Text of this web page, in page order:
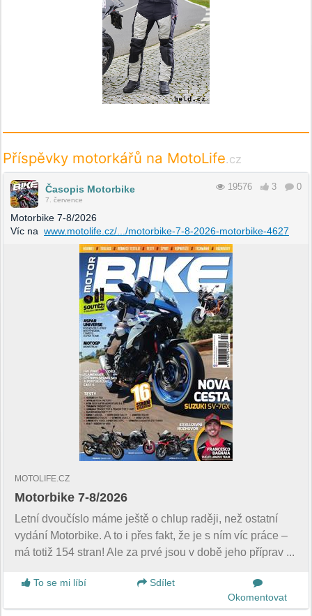
Příspěvky motorkářů na MotoLife.cz
Časopis Motorbike
7. července
19576 3 0
Motorbike 7-8/2026
Víc na www.motolife.cz/.../motorbike-7-8-2026-motorbike-4627
MOTOLIFE.CZ
Motorbike 7-8/2026
Letní dvoučíslo máme ještě o chlup raději, než ostatní
vydání Motorbike. A to i přes fakt, že je s ním víc práce –
má totiž 154 stran! Ale za prvé jsou v době jeho příprav ...
To se mi líbí
Sdílet
Okomentovat